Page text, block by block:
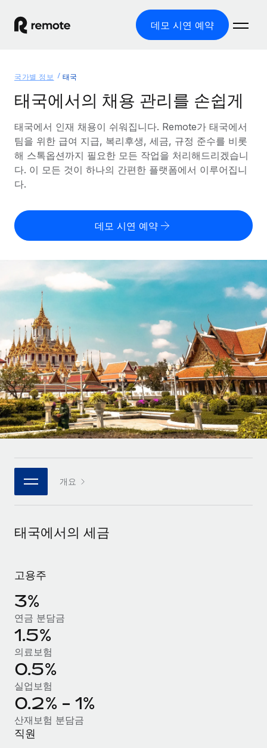
데모 시연 예약
글로벌 고용
글로벌 급여
규정을 준수하며 급여 지급을 손쉽게 처리
전 세계에서 규정을 준수하며 계약자 고용
계약자 관리
전 세계 계약자의 온보딩 및 관리
복잡한 고용 업무를 아웃소싱
인프라
Remote 통합
HR을 워크플로에 매끄럽게 통합
플랫폼
팀을 위한 통합된 핵심 HR 기능
서비스
글로벌 인사 및 규정 준수 업무 처리에 전문가 지원 제공
신원 조사
채용 후보자 심사 프로세스 간소화
Compliance Watchtower
규정 준수 관련 위험에 선제적으로 대응
기기 관리
전 세계 IT 장비 제공 및 추적 관리
법인 설립
법인 설립을 빠르고 준법적으로 지원
글로벌 서비스 제공
국가별 정보
미국 주별 정보
미국 모든 주 전역에서 채용 업무를 간소화
다른 업체들과 비교해보기
성장 단계
스타트업
성장하는 기업을 위한 민첩한 글로벌 HR 및 급여 솔루션
중견기업
맞춤형 HR 솔루션으로 팀 확장
엔터프라이즈
대기업을 위한 글로벌 HR
전략적 기술 파트너
플랫폼에 글로벌 HR을 유연하게 통합
사례 연구
AI 분야의 선구자인 Weaviate가 Remote와 협력하여
조직 규모를 120% 성장시킨 방법
Weaviate 한눈에 보기 Weaviate는 오픈 소스, AI 우선 인프라를
구축합니다. 이 회사의 미션은 전 세계 개발자 및 운영자
(DevOps/MLOps)에게 AI 네이티브...
자세히 알아보기
리소스
국가별 직원 오분류 리스크 확인
계약자 지급 계산기
글로벌 계약직을 위한 통화 옵션과 지급 소요 시간 확인
REMOTE와 함께 배우기
리서치 및 가이드
사례 연구
HR 용어집
체크리스트 및 템플릿
웨비나
이벤트
인사이트 센터
지원받기
모든 리소스 보기
블로그
글로벌 급여
EOR 및 PEO
계약자 관리
요금
English
Nederlands
Français
Deutsch
Español
Italiano
Português (Portugal)
한국어
로그인
국가별 정보 태국
태국에서의 채용 관리를 손쉽게
태국에서 인재 채용이 쉬워집니다. Remote가 태국에서
팀을 위한 급여 지급, 복리후생, 세금, 규정 준수를 비롯
해 스톡옵션까지 필요한 모든 작업을 처리해드리겠습니
다. 이 모든 것이 하나의 간편한 플랫폼에서 이루어집니
다.
데모 시연 예약
개요
태국에서의 세금
고용주
3%
연금 분담금
1.5%
의료보험
0.5%
실업보험
0.2% - 1%
산재보험 분담금
직원